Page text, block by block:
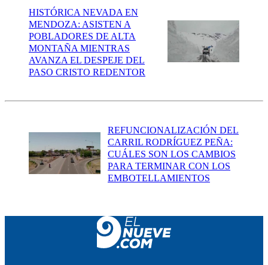
HISTÓRICA NEVADA EN
MENDOZA: ASISTEN A
POBLADORES DE ALTA
MONTAÑA MIENTRAS
AVANZA EL DESPEJE DEL
PASO CRISTO REDENTOR
REFUNCIONALIZACIÓN DEL
CARRIL RODRÍGUEZ PEÑA:
CUÁLES SON LOS CAMBIOS
PARA TERMINAR CON LOS
EMBOTELLAMIENTOS